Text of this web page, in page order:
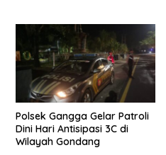
Polsek Gangga Gelar Patroli
Dini Hari Antisipasi 3C di
Wilayah Gondang